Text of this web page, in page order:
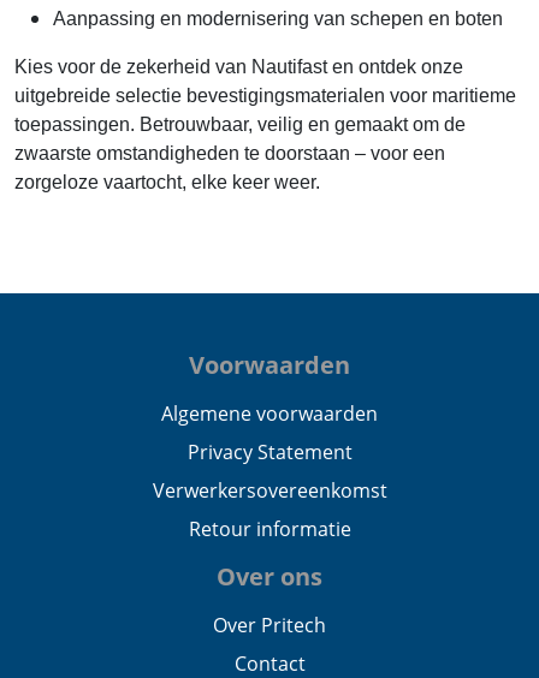
Aanpassing en modernisering van schepen en boten
Kies voor de zekerheid van Nautifast en ontdek onze
uitgebreide selectie bevestigingsmaterialen voor maritieme
toepassingen. Betrouwbaar, veilig en gemaakt om de
zwaarste omstandigheden te doorstaan – voor een
zorgeloze vaartocht, elke keer weer.
Voorwaarden
Algemene voorwaarden
Privacy Statement
Verwerkersovereenkomst
Retour informatie
Over ons
Over Pritech
Contact